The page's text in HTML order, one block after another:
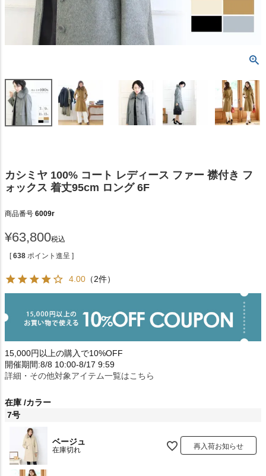
カシミヤ 100% コート レディース ファー 襟付き フ
ォックス 着丈95cm ロング 6F
商品番号 6009r
¥63,800税込
[ 638 ポイント進呈 ]
4.00 （2件）
15,000円以上の購入で10%OFF
開催期間:8/8 10:00-8/17 9:59
詳細・その他対象アイテム一覧はこちら
在庫 カラー
7号
ベージュ
在庫切れ 再入荷お知らせ